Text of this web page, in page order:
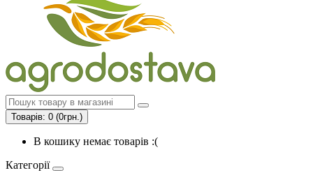
Товарів: 0 (0грн.)
В кошику немає товарів :(
Категорії